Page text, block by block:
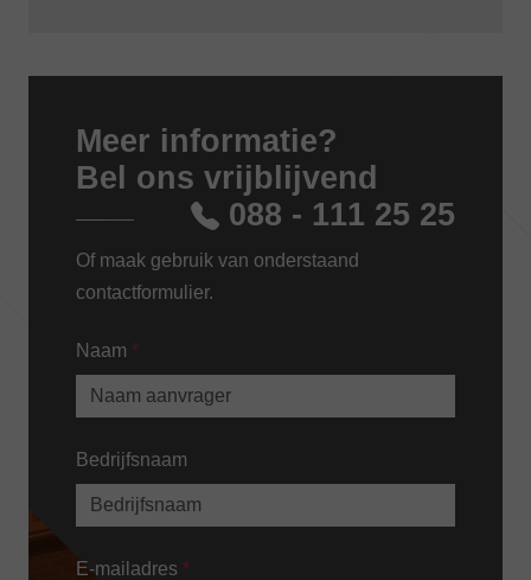
Meer informatie?
Bel ons vrijblijvend
088 - 111 25 25
Of maak gebruik van onderstaand
contactformulier.
Naam *
Bedrijfsnaam
E-mailadres *